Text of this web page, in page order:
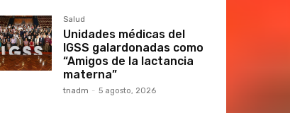
Salud
Unidades médicas del
IGSS galardonadas como
“Amigos de la lactancia
materna”
tnadm - 5 agosto, 2026